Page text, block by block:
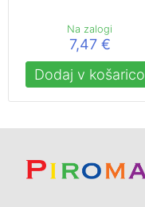
Na zalogi
7,47 €
Dodaj v košarico